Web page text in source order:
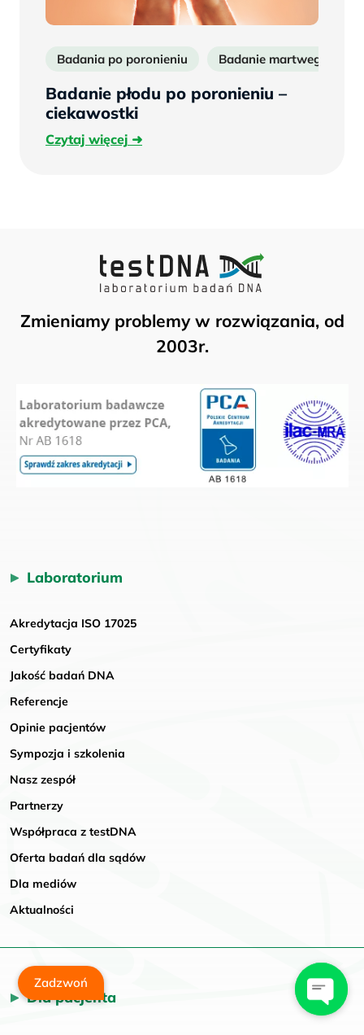
Badania po poronieniu Badanie martwego płodu
Badanie płodu po poronieniu –
ciekawostki
Czytaj więcejCzytaj
Zmieniamy problemy w rozwiązania, od
2003r.
Laboratorium
Akredytacja ISO 17025
Certyfikaty
Jakość badań DNA
Referencje
Opinie pacjentów
Sympozja i szkolenia
Nasz zespół
Partnerzy
Współpraca z testDNA
Oferta badań dla sądów
Dla mediów
Aktualności
Dla pacjenta
Zadzwoń